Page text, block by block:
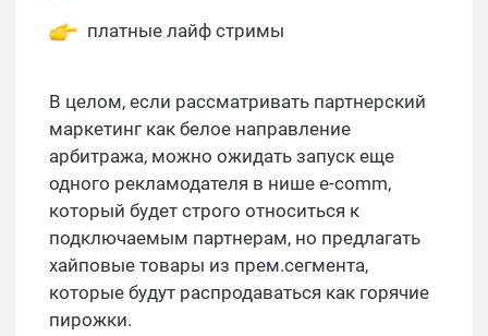
платные лайф стримы
В целом, если рассматривать партнерский
маркетинг как белое направление
арбитража, можно ожидать запуск еще
одного рекламодателя в нише e-comm,
который будет строго относиться к
подключаемым партнерам, но предлагать
хайповые товары из прем.сегмента,
которые будут распродаваться как горячие
пирожки.